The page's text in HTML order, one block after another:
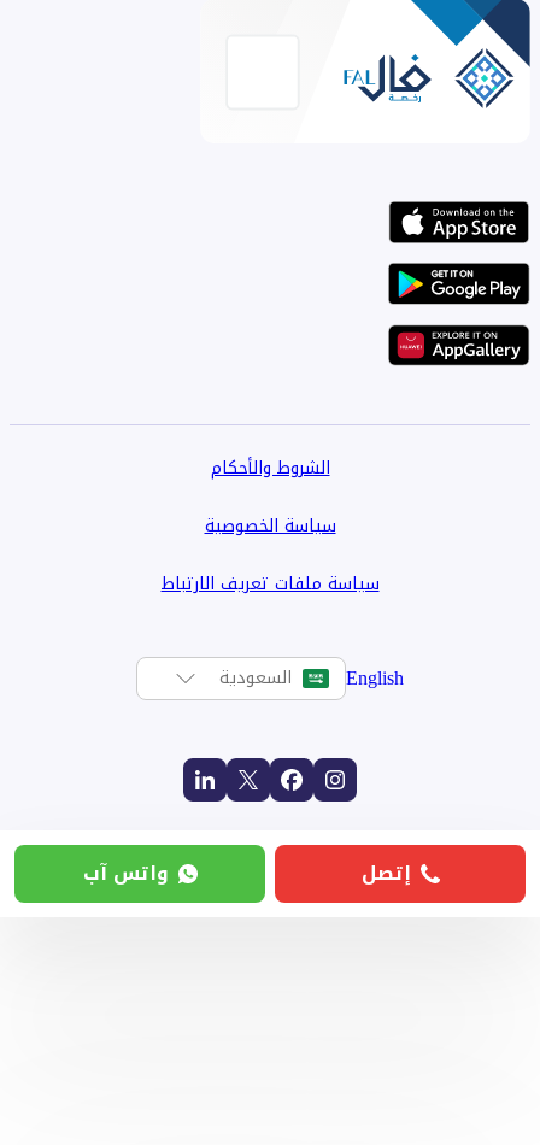
الشروط والأحكام
سياسة الخصوصية
سياسة ملفات تعريف الارتباط
English السعودية
إتصل واتس آب